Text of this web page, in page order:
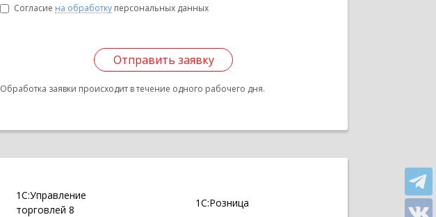
Согласие на обработку персональных данных
Отправить заявку
Обработка заявки происходит в течение одного рабочего дня.
1С:Управление
торговлей 8
1С:Розница